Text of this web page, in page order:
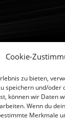
Cookie-
zu bieten,
speichern und/oder
können wir Daten
Wenn du
Merkmale